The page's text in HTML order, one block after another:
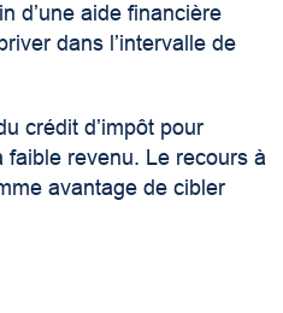
d’une aide financière
dans l’intervalle de
crédit d’impôt pour
revenu. Le recours à
avantage de cibler